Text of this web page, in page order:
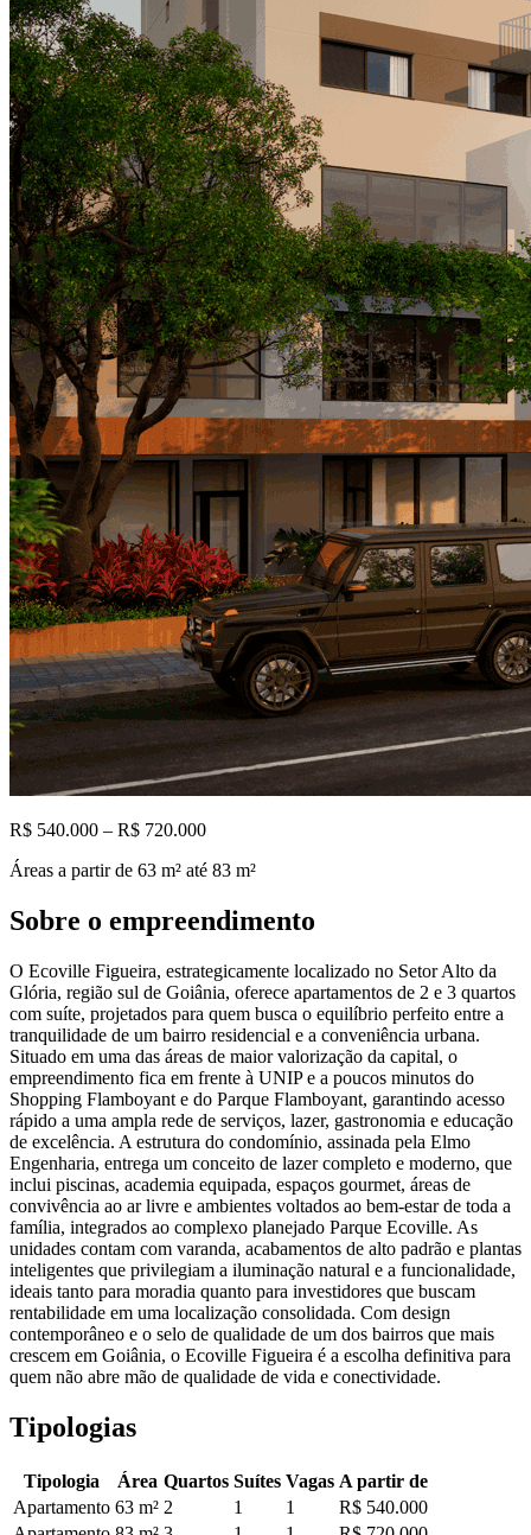
R$ 540.000 – R$ 720.000
Áreas a partir de 63 m² até 83 m²
Sobre o empreendimento
O Ecoville Figueira, estrategicamente localizado no Setor Alto da
Glória, região sul de Goiânia, oferece apartamentos de 2 e 3 quartos
com suíte, projetados para quem busca o equilíbrio perfeito entre a
tranquilidade de um bairro residencial e a conveniência urbana.
Situado em uma das áreas de maior valorização da capital, o
empreendimento fica em frente à UNIP e a poucos minutos do
Shopping Flamboyant e do Parque Flamboyant, garantindo acesso
rápido a uma ampla rede de serviços, lazer, gastronomia e educação
de excelência. A estrutura do condomínio, assinada pela Elmo
Engenharia, entrega um conceito de lazer completo e moderno, que
inclui piscinas, academia equipada, espaços gourmet, áreas de
convivência ao ar livre e ambientes voltados ao bem-estar de toda a
família, integrados ao complexo planejado Parque Ecoville. As
unidades contam com varanda, acabamentos de alto padrão e plantas
inteligentes que privilegiam a iluminação natural e a funcionalidade,
ideais tanto para moradia quanto para investidores que buscam
rentabilidade em uma localização consolidada. Com design
contemporâneo e o selo de qualidade de um dos bairros que mais
crescem em Goiânia, o Ecoville Figueira é a escolha definitiva para
quem não abre mão de qualidade de vida e conectividade.
Tipologias
Tipologia Área Quartos Suítes Vagas A partir de
Apartamento 63 m² 2 1 1
R$ 540.000